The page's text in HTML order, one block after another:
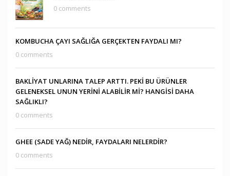
0 comments
KOMBUCHA ÇAYI SAĞLIĞA GERÇEKTEN FAYDALI MI?
0 comments
BAKLİYAT UNLARINA TALEP ARTTI. PEKİ BU ÜRÜNLER
GELENEKSEL UNUN YERİNİ ALABİLİR Mİ? HANGİSİ DAHA
SAĞLIKLI?
0 comments
GHEE (SADE YAĞ) NEDİR, FAYDALARI NELERDİR?
0 comments